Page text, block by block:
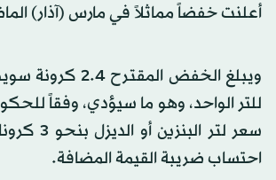
أعلنت خفضاً مماثلاً في مارس (آذار)
للتر الواحد، وهو ما سيؤدي، وفقاً
سعر لتر
احتساب ضريبة القيمة المضافة.